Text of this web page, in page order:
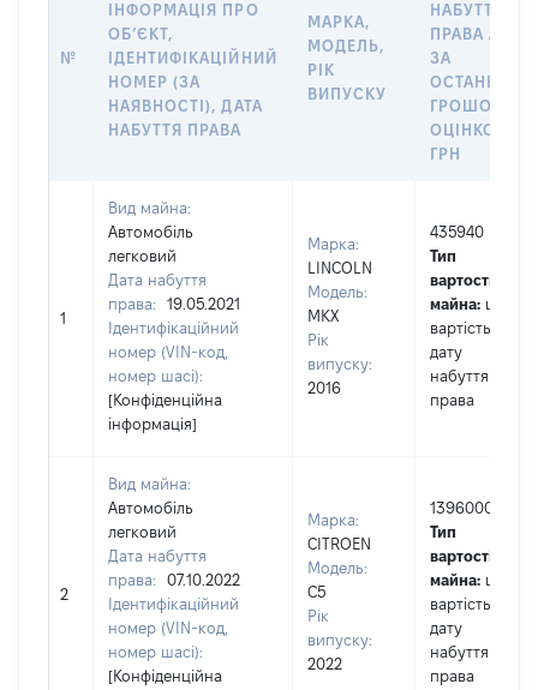
№
ІНФОРМАЦІЯ ПРО
ОБʼЄКТ,
ІДЕНТИФІКАЦІЙНИЙ
НОМЕР (ЗА
НАЯВНОСТІ), ДАТА
НАБУТТЯ ПРАВА
МАРКА,
МОДЕЛЬ,
РІК
ВИПУСКУ
НАБУТТЯ
ПРАВА АБО
ЗА
ГРОШОВОЮ
ОЦІНКОЮ,
ГРН
1
Вид майна:
Автомобіль
легковий
Дата набуття
права:
19.05.2021
Ідентифікаційний
номер (VIN-код,
номер шасі):
[Конфіденційна
інформація]
Марка:
LINCOLN
Модель:
MKX
Рік
випуску:
2016
435940
Тип
вартості
майна: це
вартість на
дату
набуття
права
2
Вид майна:
Автомобіль
легковий
Дата набуття
права:
07.10.2022
Ідентифікаційний
номер (VIN-код,
номер шасі):
[Конфіденційна
Марка:
CITROEN
Модель:
C5
Рік
випуску:
2022
1396000
Тип
вартості
майна: це
вартість на
дату
набуття
права